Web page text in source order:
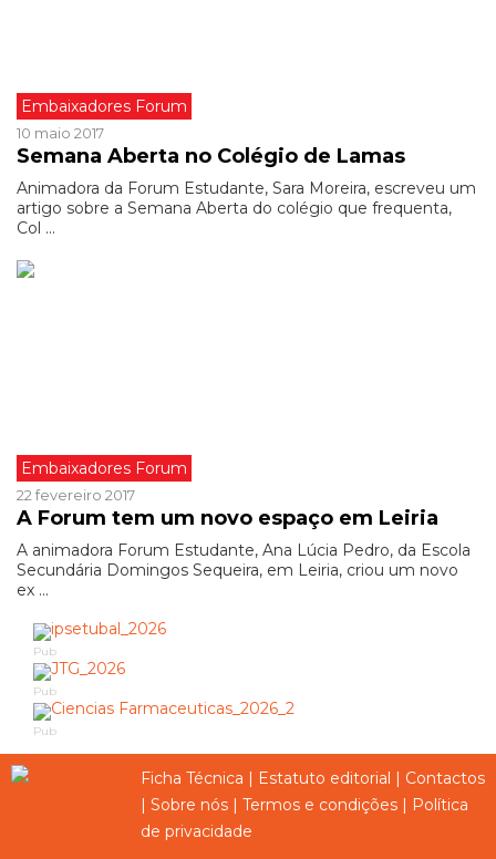
Embaixadores Forum
10 maio 2017
Semana Aberta no Colégio de Lamas
Animadora da Forum Estudante, Sara Moreira, escreveu um
artigo sobre a Semana Aberta do colégio que frequenta,
Col ...
Embaixadores Forum
22 fevereiro 2017
A Forum tem um novo espaço em Leiria
A animadora Forum Estudante, Ana Lúcia Pedro, da Escola
Secundária Domingos Sequeira, em Leiria, criou um novo
ex ...
Pub
Pub
Pub
Ficha Técnica | Estatuto editorial | Contactos
| Sobre nós | Termos e condições | Política
de privacidade